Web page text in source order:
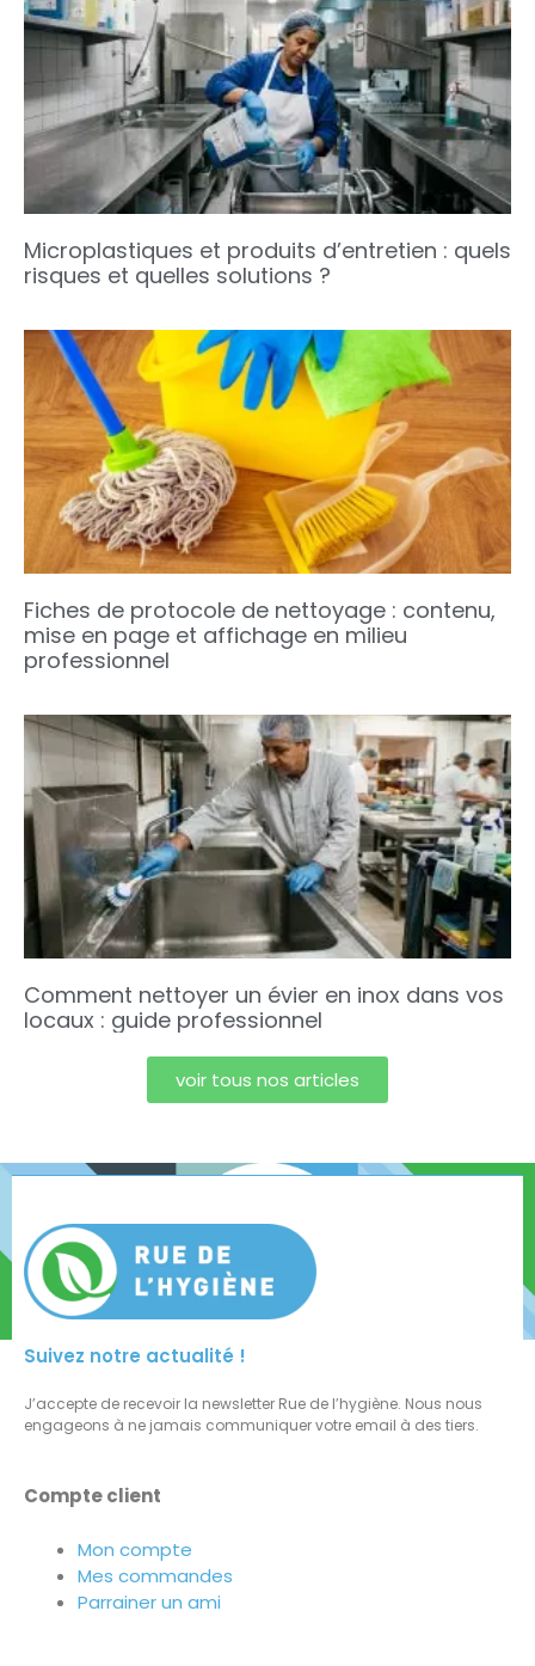
Microplastiques et produits d’entretien : quels
risques et quelles solutions ?
Fiches de protocole de nettoyage : contenu,
mise en page et affichage en milieu
professionnel
Comment nettoyer un évier en inox dans vos
locaux : guide professionnel
voir tous nos articles
Suivez notre actualité !
J’accepte de recevoir la newsletter Rue de l’hygiène. Nous nous
engageons à ne jamais communiquer votre email à des tiers.
Compte client
Mon compte
Mes commandes
Parrainer un ami